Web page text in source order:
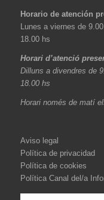
Horario de atención
Lunes a viernes de
18.00 hs
Horari d’atenció
Dilluns a divendres de
18.00 hs
Horari només de matí
Aviso legal
Política de privacidad
Política de cookies
Política Canal del/a